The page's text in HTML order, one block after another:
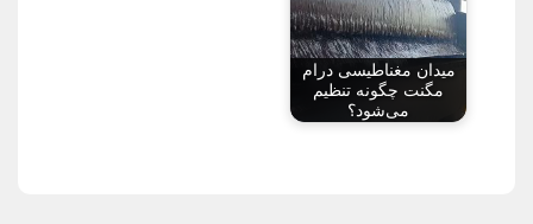
میدان مغناطیسی درام
مگنت چگونه تنظیم
می‌شود؟